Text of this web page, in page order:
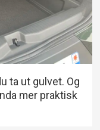
ta ut gulvet. Og
mer praktisk